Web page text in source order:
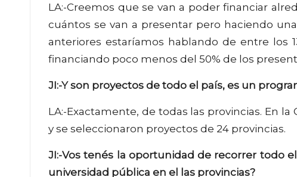
LA:-Creemos que se van a poder financiar
cuántos se van a presentar pero haciendo
anteriores estaríamos hablando de entre los
financiando poco menos del 50% de los
JI:-Y son proyectos de todo el país, es un
LA:-Exactamente, de todas las provincias. En
y se seleccionaron proyectos de 24 provincias.
JI:-Vos tenés la oportunidad de recorrer todo
universidad pública en el las provincias?